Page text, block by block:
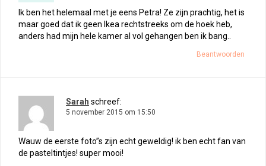
Ik ben het helemaal met je eens Petra! Ze zijn prachtig, het is
maar goed dat ik geen Ikea rechtstreeks om de hoek heb,
anders had mijn hele kamer al vol gehangen ben ik bang..
Beantwoorden
Sarah schreef:
5 november 2015 om 15:50
Wauw de eerste foto”s zijn echt geweldig! ik ben echt fan van
de pasteltintjes! super mooi!